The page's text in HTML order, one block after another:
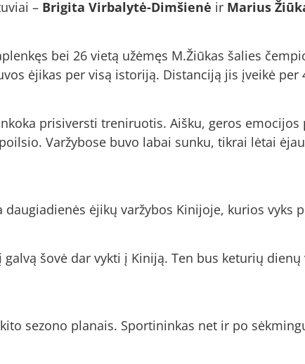
– Brigita Virbalytė-Dimšienė ir Marius
bei 26 vietą užėmęs M.Žiūkas šalies
ėjikas per visą istoriją. Distanciją jis įveikė
prisiversti treniruotis. Aišku, geros
Varžybose buvo labai sunku, tikrai lėtai
ėjikų varžybos Kinijoje, kurios vyks
šovė dar vykti į Kiniją. Ten bus keturių
sezono planais. Sportininkas net ir po